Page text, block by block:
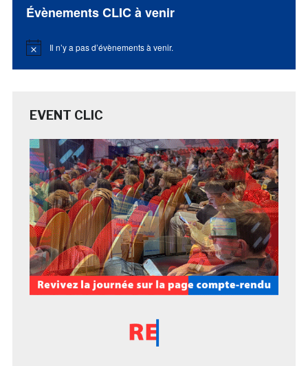
Évènements CLIC à venir
Notice Il n’y a pas d’évènements à venir.
EVENT CLIC